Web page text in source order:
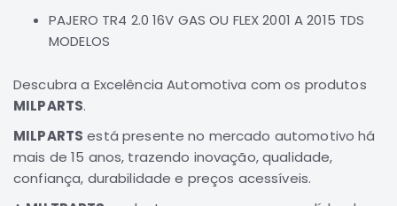
Elétrica
Pajero
Full
Motor
Suspensão
PAJERO TR4 2.0 16V GAS OU FLEX 2001 A 2015 TDS
MODELOS
Descubra a Excelência Automotiva com os produtos
MILPARTS.
MILPARTS está presente no mercado automotivo há
mais de 15 anos, trazendo inovação, qualidade,
confiança, durabilidade e preços acessíveis.